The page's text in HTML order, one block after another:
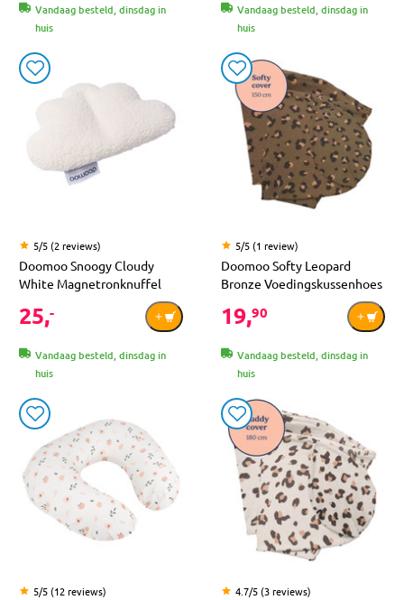
Vandaag besteld, dinsdag in
huis
Vandaag besteld, dinsdag in
huis
5/5 (2 reviews)
Doomoo Snoogy Cloudy
White Magnetronknuffel
25,-
Vandaag besteld, dinsdag in
huis
5/5 (1 review)
Doomoo Softy Leopard
Bronze Voedingskussenhoes
19,90
Vandaag besteld, dinsdag in
huis
5/5 (12 reviews) 4.7/5 (3 reviews)